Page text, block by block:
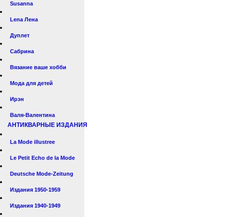
Susanna
Lena Лена
Дуплет
Сабрина
Вязание ваше хобби
Мода для детей
Ирэн
Валя-Валентина
АНТИКВАРНЫЕ ИЗДАНИЯ
La Mode illustree
Le Petit Echo de la Mode
Deutsche Mode-Zeitung
Издания 1950-1959
Издания 1940-1949